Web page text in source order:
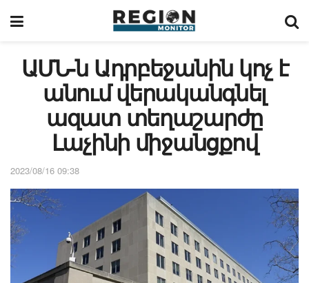
ԱՄՆ-ն Ադրբեջանին կոչ է
անում վերականգնել
ազատ տեղաշարժը
Լաչինի միջանցքով
2023/08/16 09:38